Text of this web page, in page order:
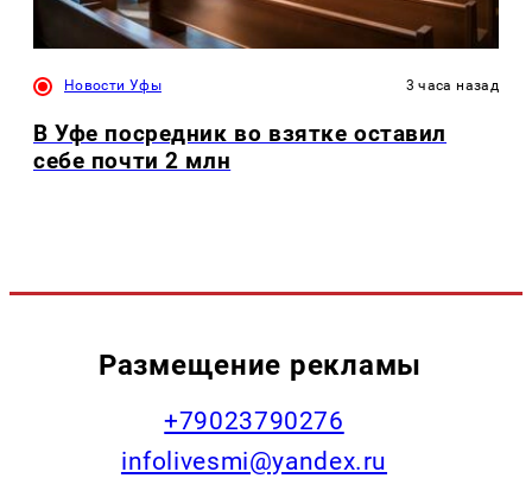
Новости Уфы 3 часа назад
В Уфе посредник во взятке оставил
себе почти 2 млн
Размещение рекламы
+79023790276
infolivesmi@yandex.ru